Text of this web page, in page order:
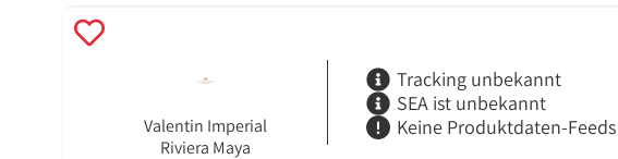
Valentin Imperial
Riviera Maya
Tracking unbekannt
SEA ist unbekannt
Keine Produktdaten-Feeds